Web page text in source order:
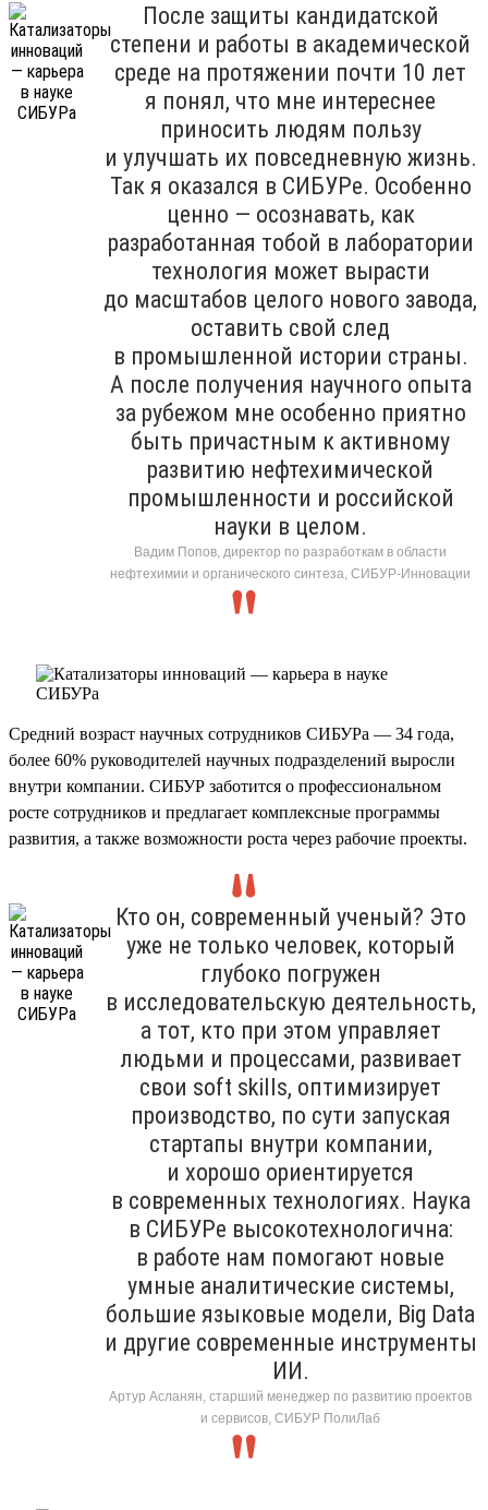
После защиты кандидатской
степени и работы в академической
среде на протяжении почти 10 лет
я понял, что мне интереснее
приносить людям пользу
и улучшать их повседневную жизнь.
Так я оказался в СИБУРе. Особенно
ценно — осознавать, как
разработанная тобой в лаборатории
технология может вырасти
до масштабов целого нового завода,
оставить свой след
в промышленной истории страны.
А после получения научного опыта
за рубежом мне особенно приятно
быть причастным к активному
развитию нефтехимической
промышленности и российской
науки в целом.
Вадим Попов, директор по разработкам в области
нефтехимии и органического синтеза, СИБУР-Инновации
Средний возраст научных сотрудников СИБУРа — 34 года,
более 60% руководителей научных подразделений выросли
внутри компании. СИБУР заботится о профессиональном
росте сотрудников и предлагает комплексные программы
развития, а также возможности роста через рабочие проекты.
Кто он, современный ученый? Это
уже не только человек, который
глубоко погружен
в исследовательскую деятельность,
а тот, кто при этом управляет
людьми и процессами, развивает
свои soft skills, оптимизирует
производство, по сути запуская
стартапы внутри компании,
и хорошо ориентируется
в современных технологиях. Наука
в СИБУРе высокотехнологична:
в работе нам помогают новые
умные аналитические системы,
большие языковые модели, Big Data
и другие современные инструменты
ИИ.
Артур Асланян, старший менеджер по развитию проектов
и сервисов, СИБУР ПолиЛаб